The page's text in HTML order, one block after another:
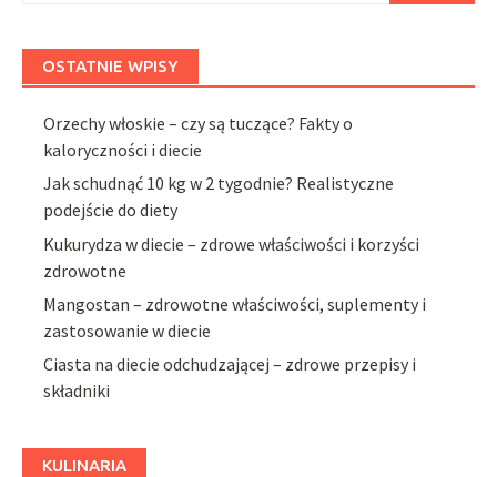
OSTATNIE WPISY
Orzechy włoskie – czy są tuczące? Fakty o
kaloryczności i diecie
Jak schudnąć 10 kg w 2 tygodnie? Realistyczne
podejście do diety
Kukurydza w diecie – zdrowe właściwości i korzyści
zdrowotne
Mangostan – zdrowotne właściwości, suplementy i
zastosowanie w diecie
Ciasta na diecie odchudzającej – zdrowe przepisy i
składniki
KULINARIA